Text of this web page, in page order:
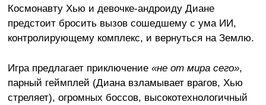
Космонавту Хью и девочке-андроиду Диане
предстоит бросить вызов сошедшему с ума ИИ,
контролирующему комплекс, и вернуться на Землю.
Игра предлагает приключение «не от мира сего»,
парный геймплей (Диана взламывает врагов, Хью
стреляет), огромных боссов, высокотехнологичный